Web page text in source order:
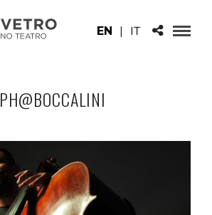
EN | IT
PH@BOCCALINI